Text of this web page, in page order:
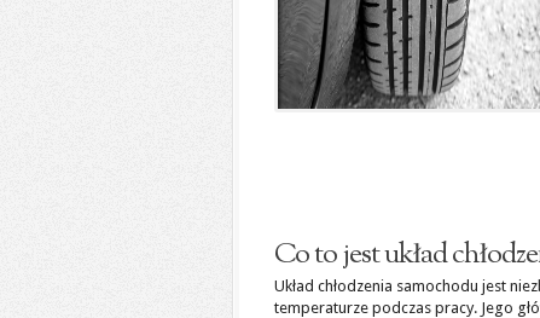
Co to jest układ
Układ chłodzenia samochodu jest
temperaturze podczas pracy. Jego